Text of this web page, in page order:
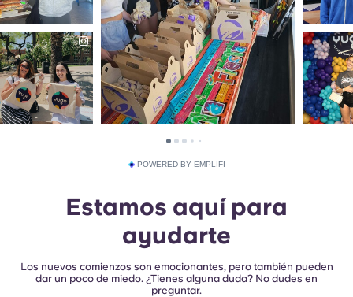
POWERED BY EMPLIFI
Estamos aquí para
ayudarte
Los nuevos comienzos son emocionantes, pero también pueden
dar un poco de miedo. ¿Tienes alguna duda? No dudes en
preguntar.